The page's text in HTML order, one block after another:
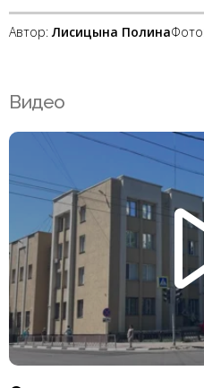
Автор: Лисицына Полина
Видео